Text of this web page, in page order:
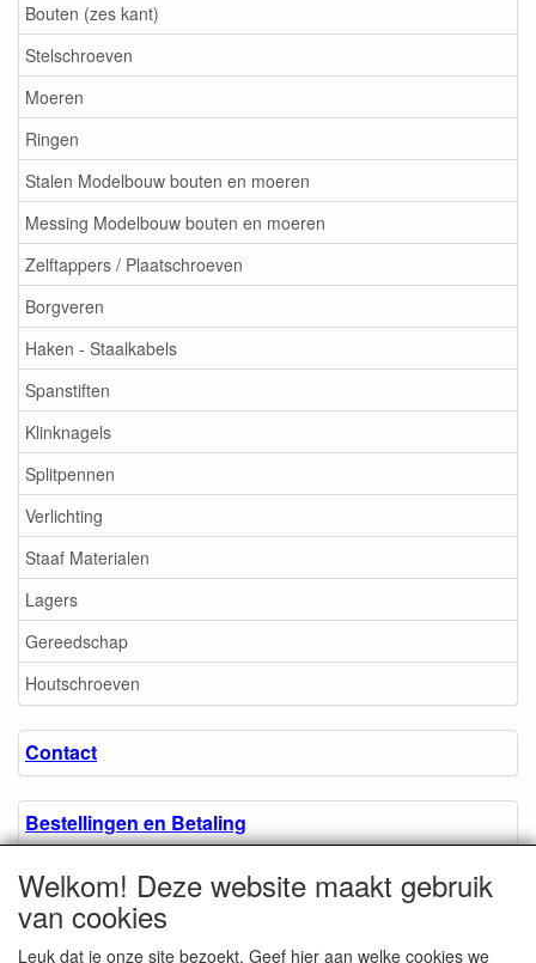
Bouten (zes kant)
Stelschroeven
Moeren
Ringen
Stalen Modelbouw bouten en moeren
Messing Modelbouw bouten en moeren
Zelftappers / Plaatschroeven
Borgveren
Haken - Staalkabels
Spanstiften
Klinknagels
Splitpennen
Verlichting
Staaf Materialen
Lagers
Gereedschap
Houtschroeven
Contact
Bestellingen en Betaling
Algemene voorwaarden
Welkom! Deze website maakt gebruik
van cookies
Leuk dat je onze site bezoekt. Geef hier aan welke cookies we